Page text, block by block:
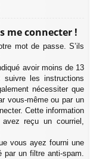
me connecter !
mot de passe. S’ils
avoir moins de 13
suivre les instructions
nécessiter que
vous-même ou par un
Cette information
reçu un courriel,
vous ayez fourni une
un filtre anti-spam.